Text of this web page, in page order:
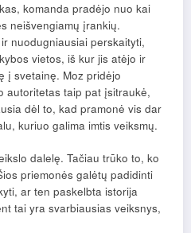
komanda pradėjo nuo kai
neišvengiamų įrankių.
nuodugniausiai perskaityti,
vietos, iš kur jis atėjo ir
į svetainę. Moz pridėjo
autoritetas taip pat įsitraukė,
dėl to, kad pramonė vis dar
kuriuo galima imtis veiksmų.
dalelę. Tačiau trūko to, ko
priemonės galėtų padidinti
ar ten paskelbta istorija
tai yra svarbiausias veiksnys,